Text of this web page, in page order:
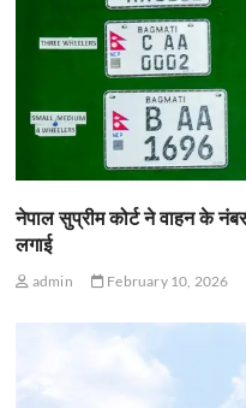
नेपाल सुप्रीम कोर्ट ने वाहन के
लगाई
admin February 10, 2026